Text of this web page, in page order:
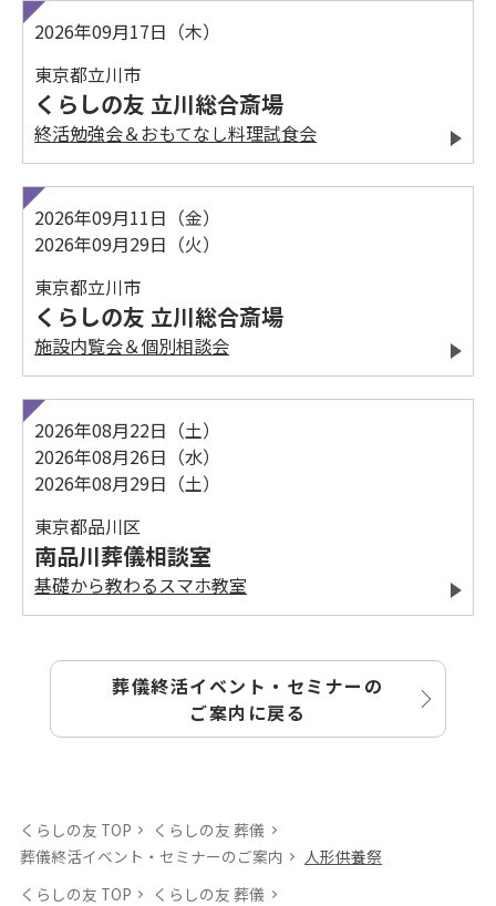
2026年09月17日（木）
東京都立川市
くらしの友 立川総合斎場
終活勉強会＆おもてなし料理試食会
2026年09月11日（金）
2026年09月29日（火）
東京都立川市
くらしの友 立川総合斎場
施設内覧会＆個別相談会
2026年08月22日（土）
2026年08月26日（水）
2026年08月29日（土）
東京都品川区
南品川葬儀相談室
基礎から教わるスマホ教室
葬儀終活イベント・セミナーの
ご案内に戻る
くらしの友 TOP
くらしの友 葬儀
葬儀終活イベント・セミナーのご案内
人形供養祭
くらしの友 TOP
くらしの友 葬儀